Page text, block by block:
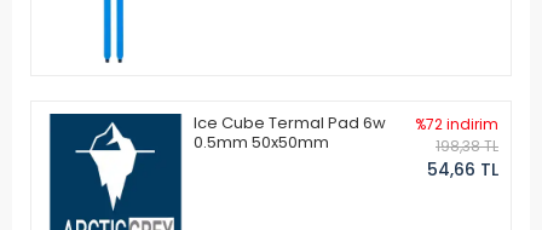
Ice Cube Termal Pad 6w
0.5mm 50x50mm
%72 indirim
198,38 TL
54,66 TL